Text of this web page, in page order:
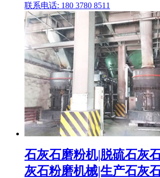
联系电话: 180 3780 8511
石灰石磨粉机|脱硫石灰
灰石粉磨机械|生产石灰